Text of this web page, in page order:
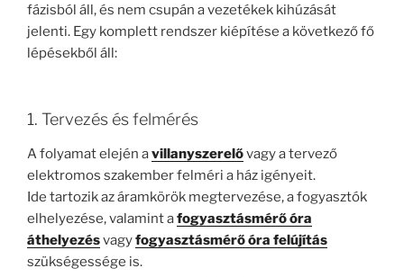
fázisból áll, és nem csupán a vezetékek kihúzását
jelenti. Egy komplett rendszer kiépítése a következő fő
lépésekből áll:
1. Tervezés és felmérés
A folyamat elején avillanyszerelővagy a tervező
elektromos szakember felméri a ház igényeit.
Ide tartozik az áramkörök megtervezése, a fogyasztók
elhelyezése, valamint afogyasztásmérő óra
áthelyezésvagyfogyasztásmérő óra felújítás
szükségessége is.